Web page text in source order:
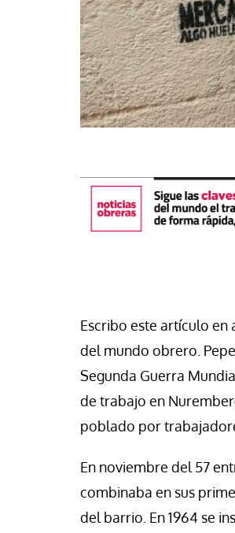
Escribo este artículo en
del mundo obrero.
Segunda Guerra
de trabajo en
poblado por
En noviembre del 57
combinaba en sus
del barrio. En 1964 se
una pieza más en el
para el iliberalismo que
contra las democracias